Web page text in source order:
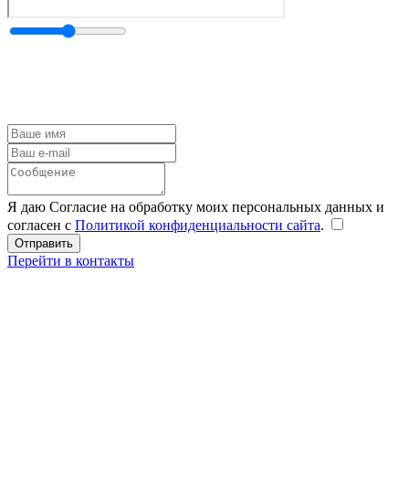
Я даю Согласие на обработку моих персональных данных и
согласен с Политикой конфиденциальности сайта.
Перейти в контакты